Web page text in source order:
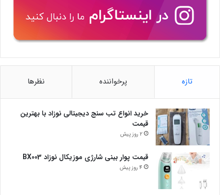
تازه پرخواننده نظرها
خرید انواع تب سنج دیجیتالی نوزاد با بهترین
قیمت
2 روز پیش
قیمت پوار بینی شارژی موزیکال نوزاد BX003
4 روز پیش